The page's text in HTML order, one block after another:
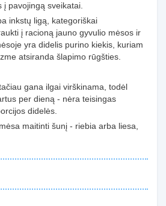
į pavojingą sveikatai.
inkstų ligą, kategoriškai
į racioną jauno gyvulio mėsos ir
yra didelis purino kiekis, kuriam
atsiranda šlapimo rūgšties.
gana ilgai virškinama, todėl
per dieną - nėra teisingas
didelės.
maitinti šunį - riebia arba liesa,